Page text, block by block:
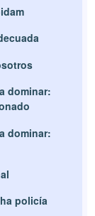
dominar:
dominar:
policía